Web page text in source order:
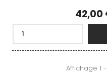
Prix
42,00
Affichage 1